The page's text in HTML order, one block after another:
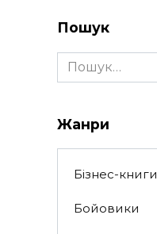
Пошук
Search
for:
Жанри
Бізнес-книги
Бойовики